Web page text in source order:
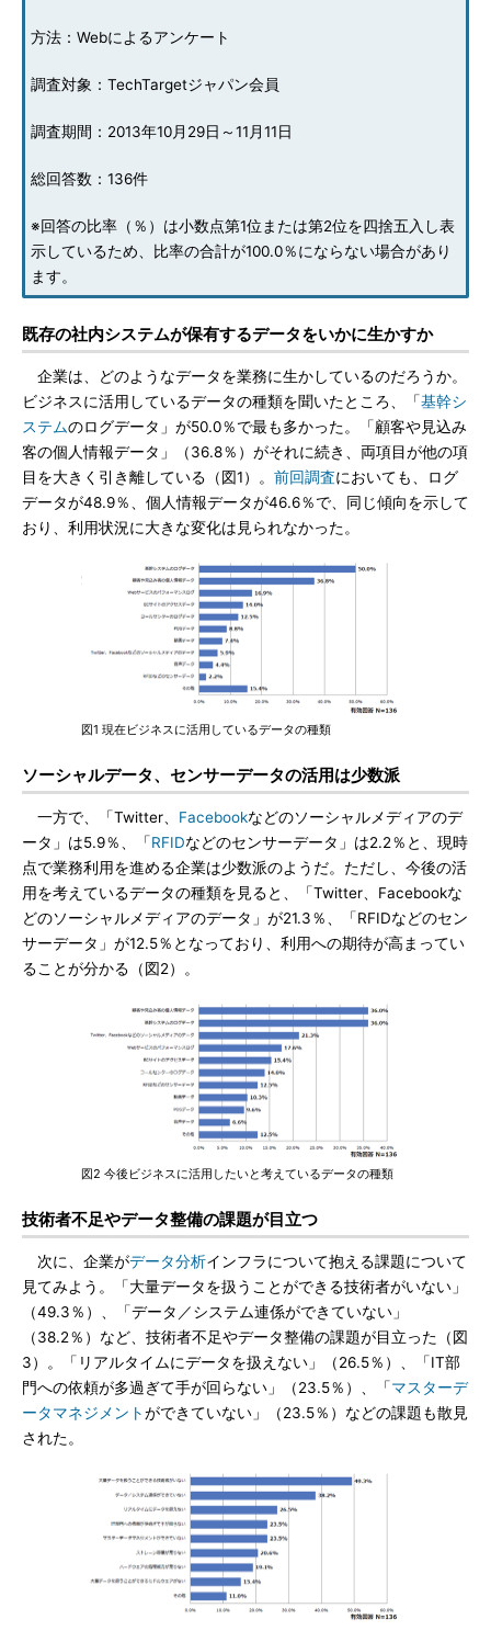
方法：Webによるアンケート
調査対象：TechTargetジャパン会員
調査期間：2013年10月29日～11月11日
総回答数：136件
※回答の比率（％）は小数点第1位または第2位を四捨五入し表
示しているため、比率の合計が100.0％にならない場合があり
ます。
既存の社内システムが保有するデータをいかに生かすか
企業は、どのようなデータを業務に生かしているのだろうか。
ビジネスに活用しているデータの種類を聞いたところ、「基幹シ
ステムのログデータ」が50.0％で最も多かった。「顧客や見込み
客の個人情報データ」（36.8％）がそれに続き、両項目が他の項
目を大きく引き離している（図1）。 前回調査においても、ログ
データが48.9％、個人情報データが46.6％で、同じ傾向を示して
おり、利用状況に大きな変化は見られなかった。
図1 現在ビジネスに活用しているデータの種類
ソーシャルデータ、センサーデータの活用は少数派
一方で、「Twitter、 Facebookなどのソーシャルメディアのデ
ータ」は5.9％、「RFIDなどのセンサーデータ」は2.2％と、現時
点で業務利用を進める企業は少数派のようだ。ただし、今後の活
用を考えているデータの種類を見ると、「Twitter、Facebookな
どのソーシャルメディアのデータ」が21.3％、「RFIDなどのセン
サーデータ」が12.5％となっており、利用への期待が高まってい
ることが分かる（図2）。
図2 今後ビジネスに活用したいと考えているデータの種類
技術者不足やデータ整備の課題が目立つ
次に、企業がデータ分析インフラについて抱える課題について
見てみよう。「大量データを扱うことができる技術者がいない」
（49.3％）、「データ／システム連係ができていない」
（38.2％）など、技術者不足やデータ整備の課題が目立った（図
3）。「リアルタイムにデータを扱えない」（26.5％）、「IT部
門への依頼が多過ぎて手が回らない」（23.5％）、「マスターデ
ータマネジメントができていない」（23.5％）などの課題も散見
された。